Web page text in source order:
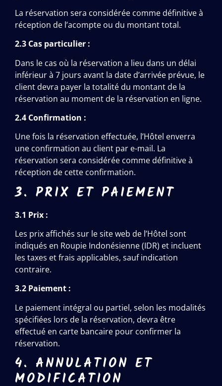
La réservation sera considérée comme définitive à
réception de l’acompte ou du montant total.
2.3 Cas particulier :
Dans le cas où la réservation a lieu dans un délai
inférieur à 7 jours avant la date d’arrivée prévue, le
client devra payer la totalité du montant de la
réservation au moment de la réservation en ligne.
2.4 Confirmation :
Une fois la réservation effectuée, l’Hôtel enverra
une confirmation au client par e-mail. La
réservation sera considérée comme définitive à
réception de cette confirmation.
3. PRIX ET PAIEMENT
3.1 Prix :
Les prix affichés sur le site web de l’Hôtel sont
indiqués en Roupie Indonésienne (IDR) et incluent
les taxes et frais applicables, sauf indication
contraire.
3.2 Paiement :
Le paiement intégral ou partiel, selon les modalités
spécifiées lors de la réservation, devra être
effectué en carte bancaire pour confirmer la
réservation.
4. ANNULATION ET
MODIFICATION